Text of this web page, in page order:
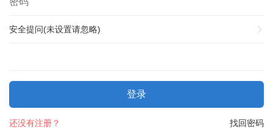
安全提问(未设置请忽略)
登录
找回密码
还没有注册？